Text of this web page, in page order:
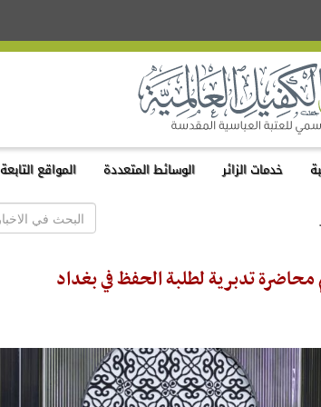
خدمات الزائر الوسائط المتعددة المواقع التابعة
تدبرية لطلبة الحفظ في بغداد